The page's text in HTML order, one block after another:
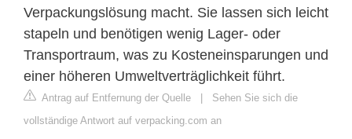
Verpackungslösung macht. Sie lassen sich leicht
stapeln und benötigen wenig Lager- oder
Transportraum, was zu Kosteneinsparungen und
einer höheren Umweltverträglichkeit führt.
Antrag auf Entfernung der Quelle | Sehen Sie sich die
vollständige Antwort auf verpacking.com an